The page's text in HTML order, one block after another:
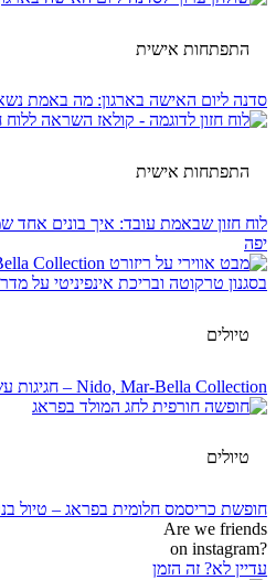
התפתחות אישית
סדנה ליום האישה בארגון: מה באמת
התפתחות אישית
לוח חזון שבאמת עובד: איך בונים אחד
יפה
טיולים
Nido, Mar-Bella Collection – חגיגות עשור נישואים בקורפו
טיולים
חופשת כריסמס חלומית בפראג – טיול
Are we friends
?on instagram
עדיין לא? זה הזמן